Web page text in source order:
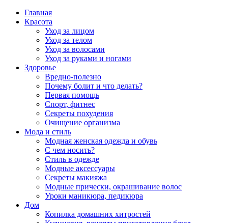
Главная
Красота
Уход за лицом
Уход за телом
Уход за волосами
Уход за руками и ногами
Здоровье
Вредно-полезно
Почему болит и что делать?
Первая помощь
Спорт, фитнес
Секреты похудения
Очищение организма
Мода и стиль
Модная женская одежда и обувь
С чем носить?
Стиль в одежде
Модные аксессуары
Секреты макияжа
Модные прически, окрашивание волос
Уроки маникюра, педикюра
Дом
Копилка домашних хитростей